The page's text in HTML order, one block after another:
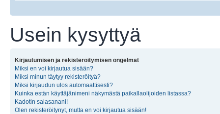
Usein kysyttyä
Kirjautumisen ja rekisteröitymisen ongelmat
Miksi en voi kirjautua sisään?
Miksi minun täytyy rekisteröityä?
Miksi kirjaudun ulos automaattisesti?
Kuinka estän käyttäjänimeni näkymästä paikallaolijoiden listassa?
Kadotin salasanani!
Olen rekisteröitynyt, mutta en voi kirjautua sisään!